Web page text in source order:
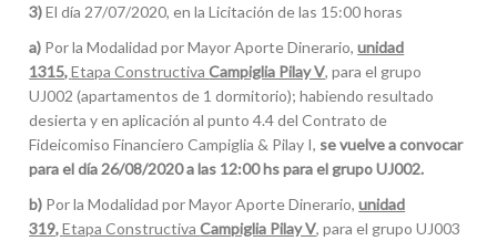
3)El día 27/07/2020, en la Licitación de las 15:00 horas
a) Por la Modalidad por Mayor Aporte Dinerario,unidad
1315,Etapa ConstructivaCampiglia Pilay V, para el grupo
UJ002 (apartamentos de 1 dormitorio); habiendo resultado
desierta y en aplicación al punto 4.4 del Contrato de
Fideicomiso Financiero Campiglia & Pilay I, se vuelve a convocar
para el día 26/08/2020 a las 12:00 hs para el grupo UJ002.
b) Por la Modalidad por Mayor Aporte Dinerario,unidad
319,Etapa ConstructivaCampiglia Pilay V, para el grupo UJ003